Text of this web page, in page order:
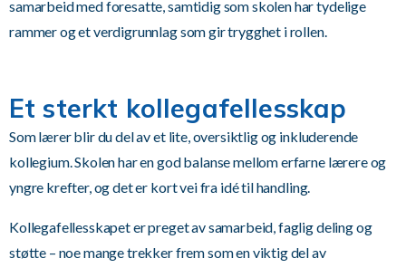
samarbeid med foresatte, samtidig som skolen har tydelige
rammer og et verdigrunnlag som gir trygghet i rollen.
Et sterkt kollegafellesskap
Som lærer blir du del av et lite, oversiktlig og inkluderende
kollegium. Skolen har en god balanse mellom erfarne lærere og
yngre krefter, og det er kort vei fra idé til handling.
Kollegafellesskapet er preget av samarbeid, faglig deling og
støtte – noe mange trekker frem som en viktig del av